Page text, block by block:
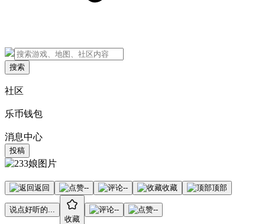
搜索
社区
乐币钱包
消息中心
投稿
返回 -- -- 收藏 顶部
说点好听的...
收藏
-- --